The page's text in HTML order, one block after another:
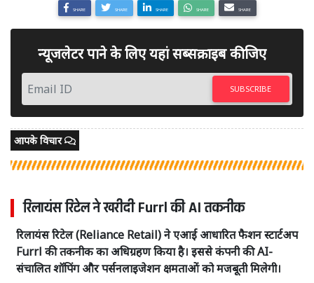
SHARE SHARE SHARE SHARE SHARE
न्यूजलेटर पाने के लिए यहां सब्सक्राइब कीजिए
SUBSCRIBE
आपके विचार
रिलायंस रिटेल ने खरीदी Furrl की AI तकनीक
रिलायंस रिटेल (Reliance Retail) ने एआई आधारित फैशन स्टार्टअप
Furrl की तकनीक का अधिग्रहण किया है। इससे कंपनी की AI-
संचालित शॉपिंग और पर्सनलाइजेशन क्षमताओं को मजबूती मिलेगी।